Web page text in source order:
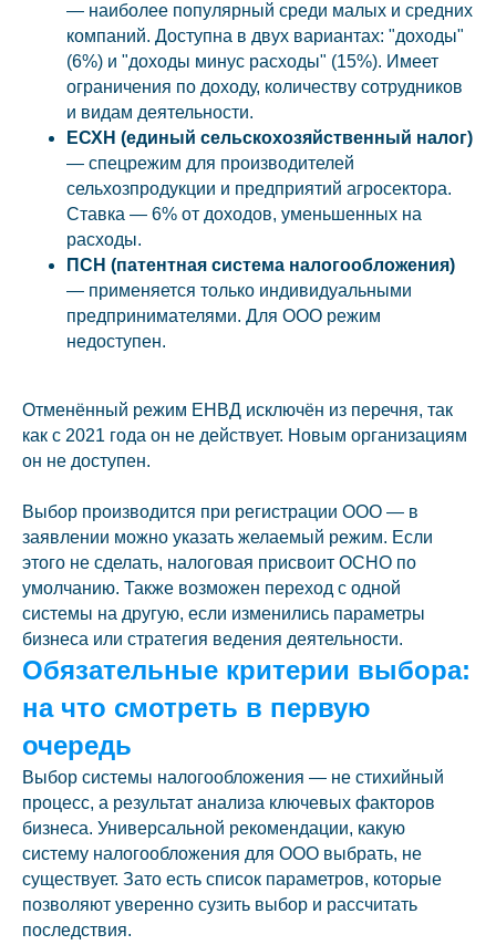
— наиболее популярный среди малых и средних
компаний. Доступна в двух вариантах: "доходы"
(6%) и "доходы минус расходы" (15%). Имеет
ограничения по доходу, количеству сотрудников
и видам деятельности.
ЕСХН (единый сельскохозяйственный налог)
— спецрежим для производителей
сельхозпродукции и предприятий агросектора.
Ставка — 6% от доходов, уменьшенных на
расходы.
ПСН (патентная система налогообложения)
— применяется только индивидуальными
предпринимателями. Для ООО режим
недоступен.
Отменённый режим ЕНВД исключён из перечня, так
как с 2021 года он не действует. Новым организациям
он не доступен.
Выбор производится при регистрации ООО — в
заявлении можно указать желаемый режим. Если
этого не сделать, налоговая присвоит ОСНО по
умолчанию. Также возможен переход с одной
системы на другую, если изменились параметры
бизнеса или стратегия ведения деятельности.
Обязательные критерии выбора:
на что смотреть в первую
очередь
Выбор системы налогообложения — не стихийный
процесс, а результат анализа ключевых факторов
бизнеса. Универсальной рекомендации, какую
систему налогообложения для ООО выбрать, не
существует. Зато есть список параметров, которые
позволяют уверенно сузить выбор и рассчитать
последствия.